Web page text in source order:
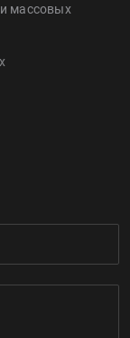
массовых